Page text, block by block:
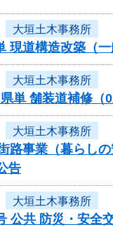
大垣土木事務所
現道構造改築（
大垣土木事務所
単 舗装道補修
大垣土木事務所
路事業（暮らし
告
大垣土木事務所
公共 防災・安